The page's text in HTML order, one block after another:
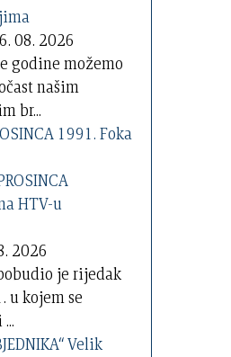
08. 2026
godine možemo
našim
br...
1991. Foka
2026
je rijedak
u kojem se
Velik